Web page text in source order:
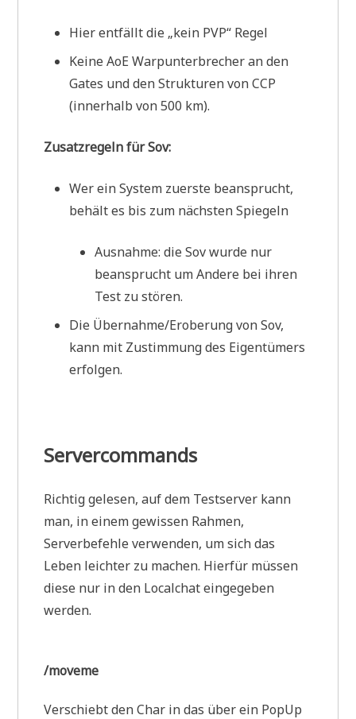
Hier entfällt die „kein PVP“ Regel
Keine AoE Warpunterbrecher an den
Gates und den Strukturen von CCP
(innerhalb von 500 km).
Zusatzregeln für Sov:
Wer ein System zuerste beansprucht,
behält es bis zum nächsten Spiegeln
Ausnahme: die Sov wurde nur
beansprucht um Andere bei ihren
Test zu stören.
Die Übernahme/Eroberung von Sov,
kann mit Zustimmung des Eigentümers
erfolgen.
Servercommands
Richtig gelesen, auf dem Testserver kann
man, in einem gewissen Rahmen,
Serverbefehle verwenden, um sich das
Leben leichter zu machen. Hierfür müssen
diese nur in den Localchat eingegeben
werden.
/moveme
Verschiebt den Char in das über ein PopUp